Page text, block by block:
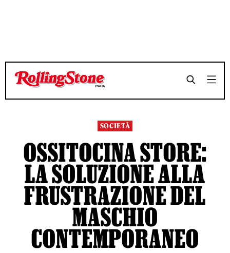
TEMPO DI LETTURA 4 MINUTI
TEMPO DI LETTURA 4 MINUTI
SOCIETÀ
OSSITOCINA STORE:
LA SOLUZIONE ALLA
FRUSTRAZIONE DEL
MASCHIO
CONTEMPORANEO